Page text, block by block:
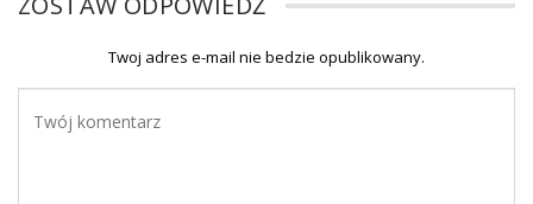
Twoj adres e-mail nie bedzie opublikowany.